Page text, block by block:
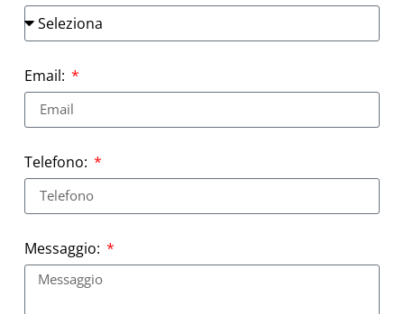
Email:
Telefono:
Messaggio: